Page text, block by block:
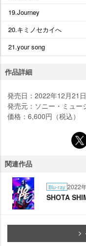
19.Journey
20.キミノセカイへ
21.your song
作品詳細
発売日：2022年12月21日
発売元：ソニー・ミュー
価格：6,600円（税込）
関連作品
Blu-ray 2022
SHOTA